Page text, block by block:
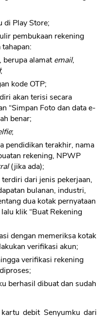
di Play Store;
pembukaan rekening
berupa alamatemail,
;
kode OTP;
akan terisi secara
“Simpan Foto dan data e-
benar;
;
pendidikan terakhir, nama
rekening, NPWP
(jika ada);
dari jenis pekerjaan,
bulanan, industri,
dua kotak pernyataan
klik “Buat Rekening
dengan memeriksa kotak
verifikasi akun;
verifikasi rekening
berhasil dibuat dan sudah
debit Senyumku dari